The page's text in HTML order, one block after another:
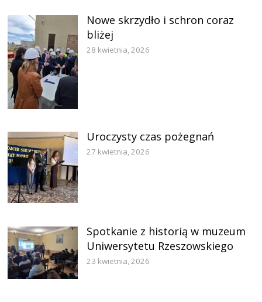
Nowe skrzydło i schron coraz
bliżej
28 kwietnia, 2026
Uroczysty czas pożegnań
27 kwietnia, 2026
Spotkanie z historią w muzeum
Uniwersytetu Rzeszowskiego
23 kwietnia, 2026